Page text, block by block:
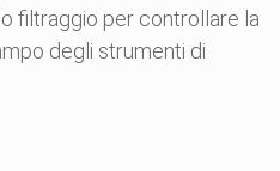
filtraggio per controllare la
degli strumenti di